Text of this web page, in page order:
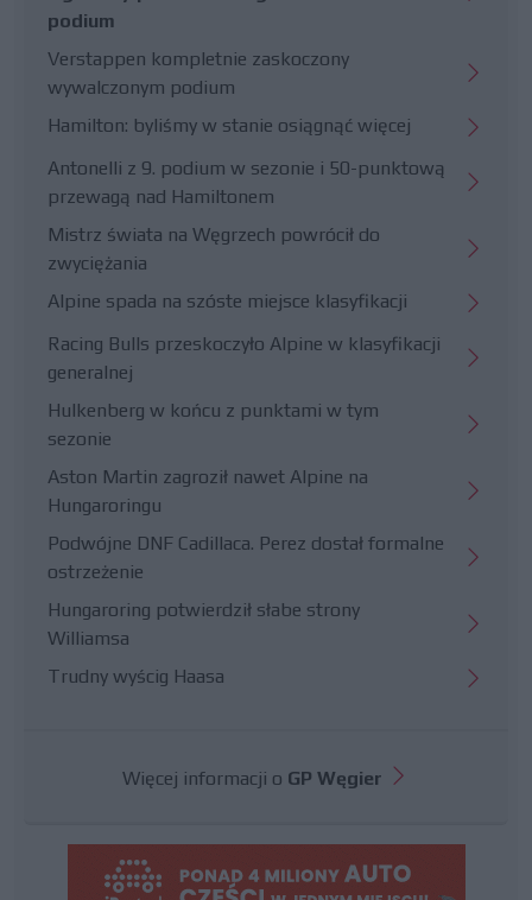
podium
Verstappen kompletnie zaskoczony
wywalczonym podium
Hamilton: byliśmy w stanie osiągnąć więcej
Antonelli z 9. podium w sezonie i 50-punktową
przewagą nad Hamiltonem
Mistrz świata na Węgrzech powrócił do
zwyciężania
Alpine spada na szóste miejsce klasyfikacji
Racing Bulls przeskoczyło Alpine w klasyfikacji
generalnej
Hulkenberg w końcu z punktami w tym
sezonie
Aston Martin zagroził nawet Alpine na
Hungaroringu
Podwójne DNF Cadillaca. Perez dostał formalne
ostrzeżenie
Hungaroring potwierdził słabe strony
Williamsa
Trudny wyścig Haasa
Więcej informacji o GP Węgier